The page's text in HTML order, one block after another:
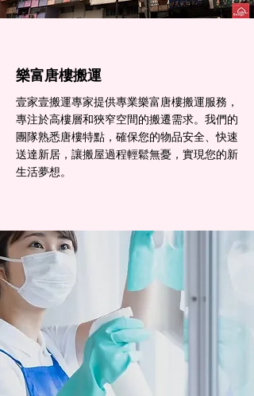
樂富​唐樓搬運
壹家壹搬運專家提供專業樂富唐樓搬運服務，
專注於高樓層和狹窄空間的搬遷需求。我們的
團隊熟悉唐樓特點，確保您的物品安全、快速
送達新居，讓搬屋過程輕鬆無憂，實現您的新
生活夢想。